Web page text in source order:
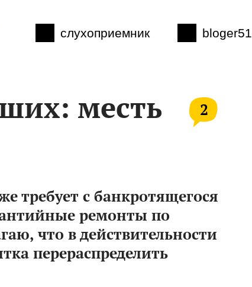
слухоприемник bloger51
месть 2
требует с банкротящегося
ремонты по
что в действительности
перераспределить